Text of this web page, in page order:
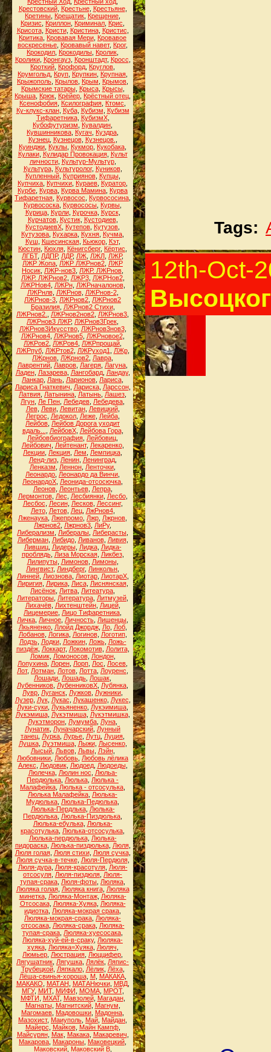
Крестовский, Крестьне, Крестьяне,
Кретины Крещатик Крещение
Кризис
Криллон Криминал Крис
Крисота, Кристи, Кристина, Кристис
Критика Кровавая Мери Кровавое
воскресенье Кровавый навет, Крог,
Крокодил Крокодилы Кролик
Кролики, Кронгауз, Кронштадт, Кросс
Кроткий Крофорд Круглов
Крумгольд Круп Крупкин Крупная
Крыжополь Крылов Крым Крымов
Крымские татары, Крыса, Крысы,
Крыша Крюк Крёйер Крёстный отец
Ксенофобия Ксилография Ктомс
Ку-клукс-клан, Куба, Кубизм
Кубизм
Тифаретника, КубизмХ,
Кубофутуризм
Кувалдин
Кувшинникова Кугач Куздра
Кузнец, Кузнецов, Кузнецов.
Куинджи Куклы Кукмор Кукобака
Кулаки, Кулидар Провокация, Культ
личности, Культур-Мультур,
Культура, Культуролог, Куников,
Купленный, Куприянов, Купцы,
Купчиха Купчихи Кураев Куратор
Курбе Курва Курва Мамина Курва
Тифаретная Курвосос Курвососина
Курвососка Курвососы Курвы
Курица, Курли, Курочка, Курск,
Курчатов, Кустик, Кустодиев,
КустодиевХ Кутепов Кутузов
Кутузова Кухарка Кухня Кучма
Куш
Кшесинская, Кьюкор, Кэт,
Кюстин Кюхля Кёнигсберг, Кёртис
ЛГБТ, ЛДПР, ЛДР, ЛЖ ЛЖЛ ЛЖР,
ЛЖР Жопа ЛЖР ЛЖРнов2 ЛЖР
Носик ЛЖР-нов3 ЛЖР. ЛЖРнов
ЛЖР. ЛЖРнов2, ЛЖР3, ЛЖРНов2,
ЛЖРНов4, ЛЖРн, ЛЖРначалонов,
ЛЖРнлв, ЛЖРнов, ЛЖРнов-2,
ЛЖРнов-3 ЛЖРнов2 ЛЖРнов2
Бразилия, ЛЖРнов2 Стихи,
ЛЖРнов2.
ЛЖРнов2нов2 ЛЖРнов3
ЛЖРнов3 ЛЖР, ЛЖРнов3Грек
ЛЖРнов3Икусство, ЛЖРнов3нов3,
ЛЖРнов4, ЛЖРнов5, ЛЖРновое2,
ЛЖРов2 ЛЖРов4 ЛЖРпрощай
ЛЖРпуб, ЛЖРтов2, ЛЖРуход1 ЛЖр,
ЛЖрнов ЛЖрнов2 Лавра
Лаврентий Лавров Лагеря Лагуна
Ладен, Лазарева, Лангобард, Ландау,
Ланкар Лань Ларионов Лариса
Лариса Гнаткевич
Лариска, Ларссон,
Латвия Латынина Латынь Лашез
Лгун Ле Пен Лебедев Лебедева
Лев, Леви, Левитан, Левицкий,
Легрос
Ледокол, Леже, Лейба,
Лейбов Лейбов Дорога уходит
вдаль...
ЛейбовХ, Лейбова Гора,
Лейбовбиография Лейбовиц
Лейбович
Лейтенант, Лекаренко,
Лекции Лекция Лем Лемпицка
Ленд-лиз, Ленин, Ленинград,
Ленказм
Леннон Ленточки
Леонардо Леонардо да Винчи
ЛеонардоХ Леонида-отсосючка
Леонов, Леонтьев, Лепра,
Лермонтов, Лес Лесбиянки, Лесбо,
Лесбос
Лесин, Лесков, Лессинг,
Лето, Летов, Лец, ЛжРнов4,
Лженаука Лжепромо Лжр Лжрнов
Лжрнов2 Лжрнов3 ЛиРу,
Либерализм
Либералы Либерасты
Либерман, Либидо, Ливанов, Ливия,
Лившиц, Лидеры, Лидка, Лидка-
проблядь, Лиза Морская, Ликбез,
Лилипуты, Лимонов, Лимоны,
Лингвист, Линдберг, Линкольн
Линней, Лиознова, Лиотар, ЛиотарХ,
Лиригия, Лирика, Лиса, Лиснянская,
Лисёнок Литва Литеатура
Литераторы Литература Литмузей
Лихачёв, Лихтенштейн, Лицей,
Лицемерие Лицо Тифаретника
Личка Личное Личность Лишенцы
Лкьяненко, Ллойд Джордж, Ло, Лоб,
Лобанов, Логика, Логинов, Логотип,
Лодзь, Лодки, Ложкин, Ложь, Ложь-
пиздёж, Локкарт, Локомотив, Лолита,
Ломик, Ломоносов, Лондон,
Лопухина Лорен Лорп Лос Лосев
Лот, Лотман Лотов Лотта Лоуренс
Лошади Лошадь Лошак
Лубенников ЛубенниковХ Лубянка
Лувр Луганск Лужков Лужники
Лузер, Лук, Лукас Лукашенко, Лукес
Луки-суки Лукьяненко Лукэимиша
Лукэмиша, Лукэтмиша, Лукэтмишка,
Лукэтморон Лумумба Луна
Лунатик Луначарский Лунный
танец Лурка Лурье Лутц Луция
Лушка, Луэтмиша, Лыжи, Лысенко,
Лысый, Львов, Львы, Лэйн,
Любовники Любовь Любовь лёлика
Алекс
Людовик, Людоед, Людоеды,
Люлечка, Люлин нос
Люльа-
Пердюлька Люлька Люлька -
Малафейка Люлька - отсосулька
Люлька Малафейка Люлька-
Мудюлька Люлька-Педюлька
Люлька-Пердлька, Люлька-
Пердюлька Люлька-Пиздюлька
Люлька-ебулька, Люлька-
красотулька Люлька-отсосулька
Люлька-пердюлька, Люлька-
пидораска, Люлька-пиздюлька, Люля,
Люля голая, Люля стихи, Люля сучка,
Люля сучка-в-течке, Люля-Пердюля,
Люля-дура, Люля-красотуля, Люля-
отсосуля Люля-пиздюля Люля-
тупая-срака Люля-фоты Люляка
Люляка голая, Люляка книга, Люляка
минетка, Люляка-Монтаж, Люляка-
Отсосака, Люляка-Хуяка, Люляка-
идиотка Люляка-мокрая срака
Люляка-мокрая-срака Люляка-
отсосака, Люляка-срака, Люляка-
тупая-срака Люляка-хуесосака
Люляка-хуй-ей-в-сраку, Люляка-
хуяка, Люляка=Хуяка, Люляч
Люмьер Люстрация Люццифер
Лягушатник Лягушка Лялёк Ляпис-
Трубецкой, Ляпкало, Лёлик, Лёха,
Лёша-свинья-хороша, М, МАКАКА,
МАКАКО
МАТАН МАТАНючки, МВД,
МГУ, МИТ, МИФИ МОМА, МРОТ,
МФТИ
МХАТ, Мавзолей, Магадан,
Магнаты, Магнитский, Магнум
Магомаев Мадовошки Мадонна
Мазохист, Маиуполь Май Майдан
Майерс
Майков, Майн Кампф,
Майсурян, Мак, Макака, Макаревич
Макарова Макароны Маковецкий
Маковский, Маковский В,
Tags:
12th-Oct-